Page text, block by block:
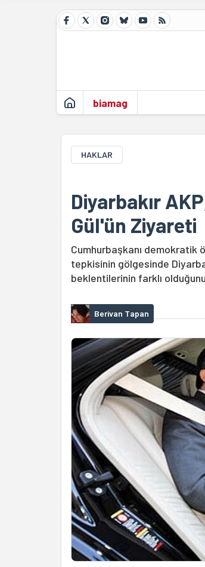
biamag
HAKLAR
Diyarbakır
Gül'ün Ziyareti
Cumhurbaşkanı demokratik
tepkisinin gölgesinde
beklentilerinin farklı
Berivan Tapan